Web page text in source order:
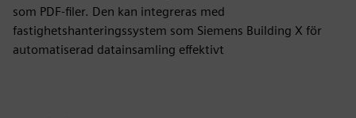
som PDF-filer. Den kan integreras med
fastighetshanteringssystem som Siemens Building X för
automatiserad datainsamling effektivt